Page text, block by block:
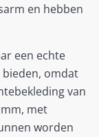
en hebben
een echte
omdat
van
met
worden